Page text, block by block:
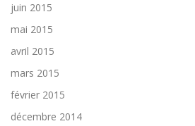
juin 2015
mai 2015
avril 2015
mars 2015
février 2015
décembre 2014